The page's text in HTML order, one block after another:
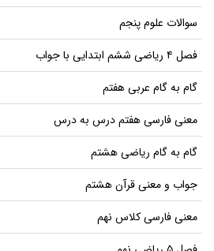
سوالات علوم پنجم
فصل ۴ ریاضی ششم ابتدایی با جواب
گام به گام عربی هفتم
معنی فارسی هفتم درس به درس
گام به گام ریاضی هشتم
جواب و معنی قرآن هشتم
معنی فارسی کلاس نهم